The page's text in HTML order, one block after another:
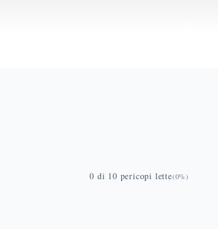
0 di 10 pericopi lette(0%)